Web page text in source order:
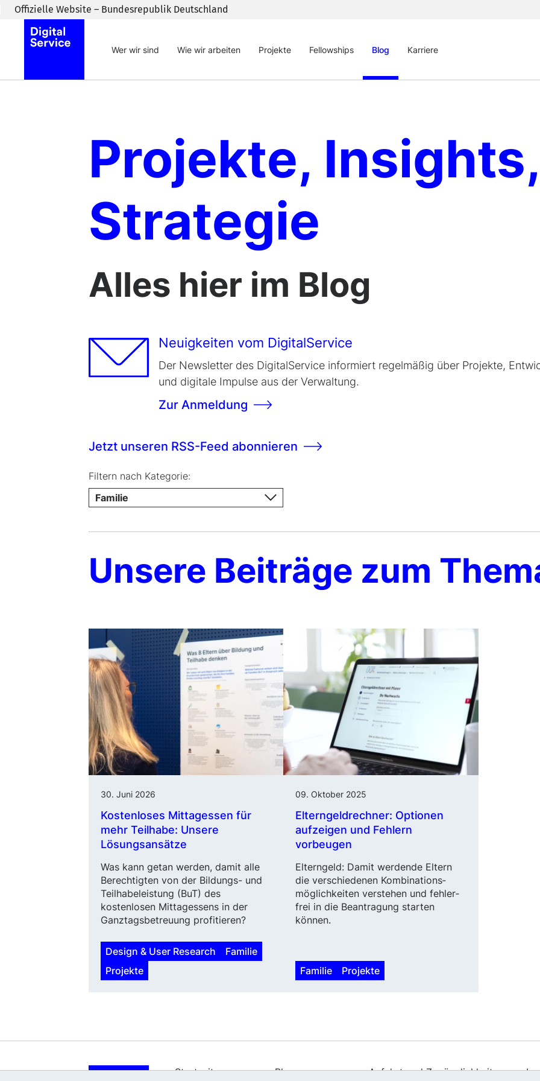
Zum Inhaltsbereich wechseln
Offizielle Website – Bundesrepublik Deutschland
Wer wir sind Wie wir arbeiten Projekte Fellowships Blog Karriere
Projekte, Insights,
Strate­gie
Alles hier im Blog
Neuigkeiten vom DigitalService
Der Newsletter des DigitalService informiert regelmäßig über Projekte,
und digitale Impulse aus der Verwaltung.
Zur Anmeldung
Jetzt unseren RSS-Feed abonnieren
Filtern nach Kategorie:
Familie
Unsere Beiträge zum
30. Juni 2026
Kostenloses Mittagessen für
mehr Teilhabe: Unsere
Lösungsansätze
Was kann getan werden, damit alle
Berechtigten von der Bildungs- und
Teilhabeleistung (BuT) des
kostenlosen Mittagessens in der
Ganztagsbetreuung profitieren?
Design & User Research
Familie
Projekte
09. Oktober 2025
Elterngeldrechner: Optionen
aufzeigen und Fehlern
vorbeugen
Elterngeld: Damit werdende Eltern
die verschiedenen Kombinations­
möglichkeiten verstehen und fehler­
frei in die Beantragung starten
können.
Familie Projekte
Startseite Blog Anfahrt und Zugänglichkeit